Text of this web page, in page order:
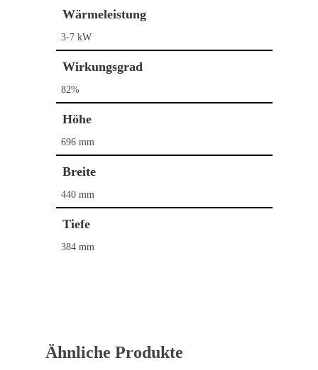
Wärmeleistung
3-7 kW
Wirkungsgrad
82%
Höhe
696 mm
Breite
440 mm
Tiefe
384 mm
Ähnliche Produkte
Home